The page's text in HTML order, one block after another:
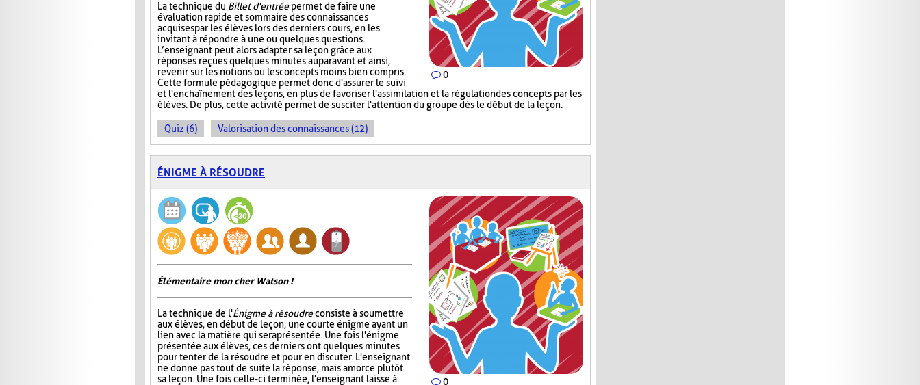
0
La technique du Billet d'entréepermet de faire une
évaluation rapide et sommaire des connaissances
acquises par les élèves lors des derniers cours, en les
invitant à répondre à une ou quelques questions.
L’enseignant peut alors adapter sa leçon grâce aux
réponses reçues quelques minutes auparavant et ainsi,
revenir sur les notions ou les concepts moins bien compris.
Cette formule pédagogique permet donc d'assurer le suivi
et l'enchaînement des leçons, en plus de favoriser l'assimilation et la régulation des concepts par les
élèves. De plus, cette activité permet de susciter l'attention du groupe dès le début de la leçon.
Quiz (6) Valorisation des connaissances (12)
ÉNIGME À RÉSOUDRE
0
Élémentaire mon cher Watson !
La technique de l'Énigme à résoudreconsiste à soumettre
aux élèves, en début de leçon, une courte énigme ayant un
lien avec la matière qui sera présentée. Une fois l'énigme
présentée aux élèves, ces derniers ont quelques minutes
pour tenter de la résoudre et pour en discuter. L'enseignant
ne donne pas tout de suite la réponse, mais amorce plutôt
sa leçon. Une fois celle-ci terminée, l'enseignant laisse à